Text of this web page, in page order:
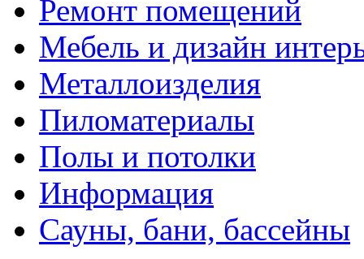
Ремонт помещений
Мебель и дизайн
Металлоизделия
Пиломатериалы
Полы и потолки
Информация
Сауны, бани, бассейны